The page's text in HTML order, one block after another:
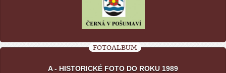
FOTOALBUM
A - HISTORICKÉ FOTO DO ROKU 1989